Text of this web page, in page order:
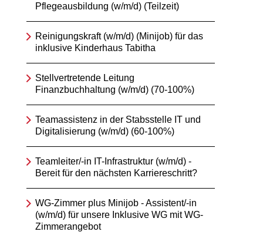
Pflegeausbildung (w/m/d) (Teilzeit)
Reinigungskraft (w/m/d) (Minijob) für das
inklusive Kinderhaus Tabitha
Stellvertretende Leitung
Finanzbuchhaltung (w/m/d) (70-100%)
Teamassistenz in der Stabsstelle IT und
Digitalisierung (w/m/d) (60-100%)
Teamleiter/-in IT-Infrastruktur (w/m/d) -
Bereit für den nächsten Karriereschritt?
WG-Zimmer plus Minijob - Assistent/-in
(w/m/d) für unsere Inklusive WG mit WG-
Zimmerangebot